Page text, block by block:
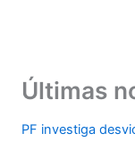
Últimas
PF investiga